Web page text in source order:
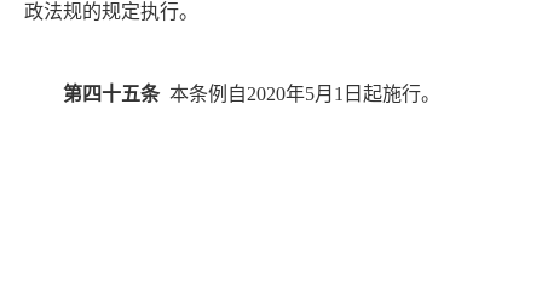
政法规的规定执行。
第四十五条 本条例自2020年5月1日起施行。